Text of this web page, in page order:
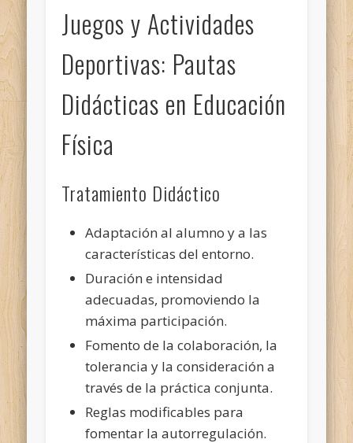
Juegos y Actividades
Deportivas: Pautas
Didácticas en Educación
Física
Tratamiento Didáctico
Adaptación al alumno y a las
características del entorno.
Duración e intensidad
adecuadas, promoviendo la
máxima participación.
Fomento de la colaboración, la
tolerancia y la consideración a
través de la práctica conjunta.
Reglas modificables para
fomentar la autorregulación.